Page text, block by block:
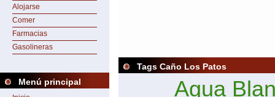
Alojarse
Comer
Farmacias
Gasolineras
Menú principal
Tags Caño Los Patos
Agua